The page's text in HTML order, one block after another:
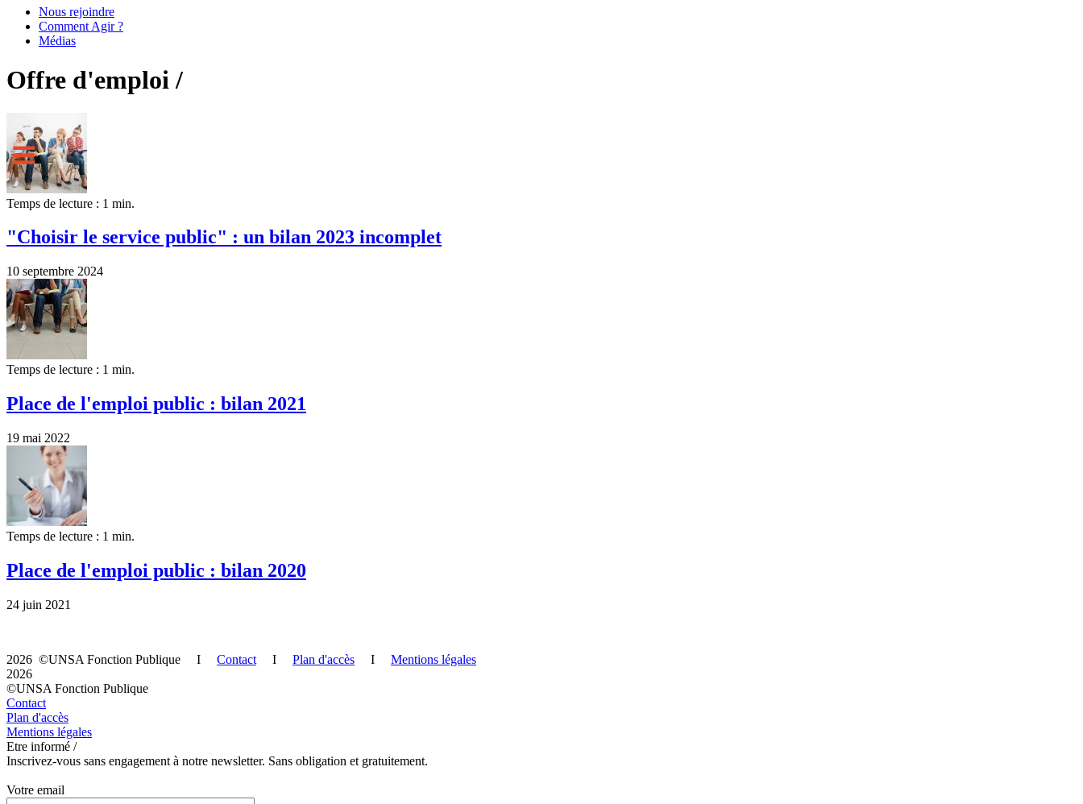
Nous rejoindre
Comment Agir ?
Médias
Offre d'emploi /
Temps de lecture : 1 min.
"Choisir le service public" : un bilan 2023 incomplet
10 septembre 2024
Temps de lecture : 1 min.
Place de l'emploi public : bilan 2021
19 mai 2022
Temps de lecture : 1 min.
Place de l'emploi public : bilan 2020
24 juin 2021
2026 ©UNSA Fonction Publique I Contact I Plan d'accès I Mentions légales
2026
©UNSA Fonction Publique
Contact
Plan d'accès
Mentions légales
Etre informé /
Inscrivez-vous sans engagement à notre newsletter. Sans obligation et gratuitement.
Votre email